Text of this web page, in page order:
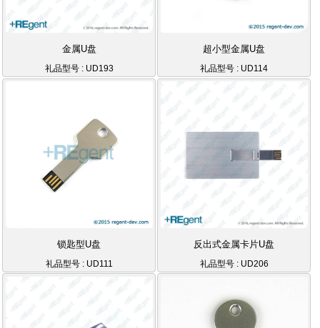
金属U盘
礼品型号 : UD193
超小型金属U盘
礼品型号 : UD114
锁匙型U盘
礼品型号 : UD111
反出式金属卡片U盘
礼品型号 : UD206